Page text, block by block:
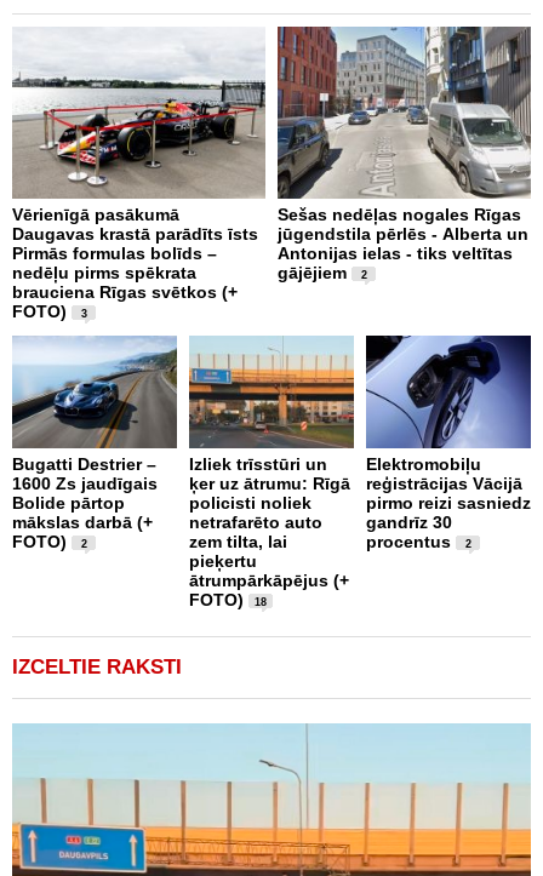
Vērienīgā pasākumā
Daugavas krastā parādīts īsts
Pirmās formulas bolīds –
nedēļu pirms spēkrata
brauciena Rīgas svētkos (+
FOTO)
3
Sešas nedēļas nogales Rīgas
jūgendstila pērlēs - Alberta un
Antonijas ielas - tiks veltītas
gājējiem
2
Bugatti Destrier –
1600 Zs jaudīgais
Bolide pārtop
mākslas darbā (+
FOTO)
2
Izliek trīsstūri un
ķer uz ātrumu: Rīgā
policisti noliek
netrafarēto auto
zem tilta, lai
pieķertu
ātrumpārkāpējus (+
FOTO)
18
Elektromobiļu
reģistrācijas Vācijā
pirmo reizi sasniedz
gandrīz 30
procentus
2
IZCELTIE RAKSTI